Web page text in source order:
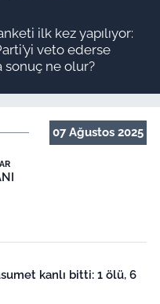
ilk kez yapılıyor:
veto ederse
sonuç ne olur?
07 Ağustos 2025
kanlı bitti: 1 ölü, 6